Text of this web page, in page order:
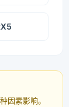
因素影响。